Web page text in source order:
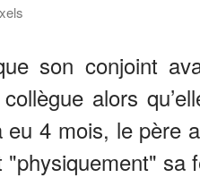
son conjoint
alors
4 mois, le père
sa